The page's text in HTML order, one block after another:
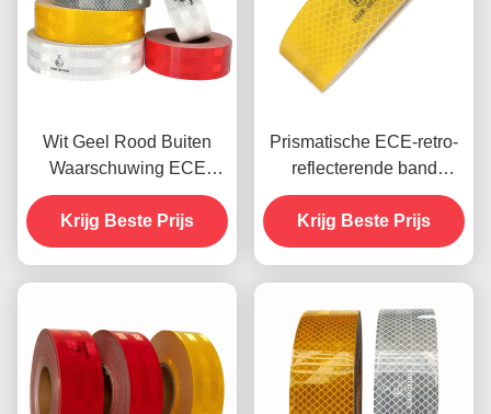
Wit Geel Rood Buiten
Waarschuwing ECE
Reflecterende Tape voor
Aanhangers
Krijg Beste Prijs
Prismatische ECE-retro-
reflecterende band
drukbaar met hoge
intensiteit
Krijg Beste Prijs